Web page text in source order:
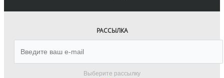
РАССЫЛКА
Выберите рассылку